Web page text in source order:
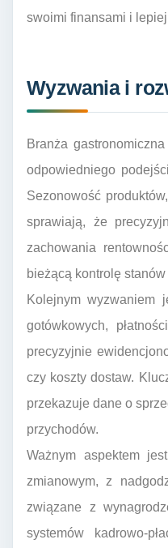
swoimi finansami i
Wyzwania i
Branża
odpowiedniego
Sezonowość
sprawiają, że
zachowania
bieżącą kontrolę
Kolejnym wyzwaniem
gotówkowych,
precyzyjnie
czy koszty dostaw.
przekazuje dane o
przychodów.
Ważnym aspektem
zmianowym, z
związane z
systemów kadrowo-